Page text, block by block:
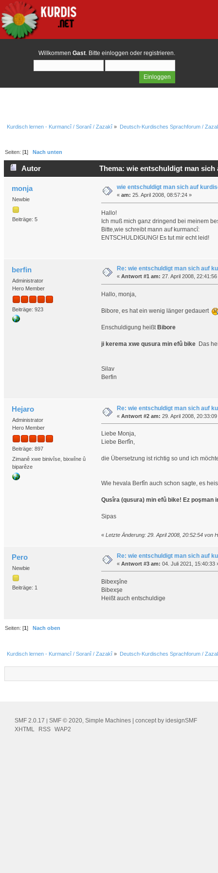
Willkommen Gast. Bitte einloggen oder registrieren.
Kurdisch lernen - Kurmancî / Soranî / Zazakî » Deutsch-Kurdisches Sprachforum /
Seiten: [1]Nach unten
Autor Thema: wie entschuldigt man
monja
Newbie
Beiträge: 5
wie entschuldigt man sich auf
« am: 25. April 2008, 08:57:24 »
Hallo!
Ich muß mich ganz dringend bei meinem
Bitte,wie schreibt mann auf kurmancî:
ENTSCHULDIGUNG! Es tut mir echt leid!
berfin
Administrator
Hero Member
Beiträge: 923
Re: wie entschuldigt man sich auf
« Antwort #1 am: 27. April 2008, 22:41:56
Hallo, monja,
Bibore, es hat ein wenig länger gedauert
Enschuldigung heißt Bibore
ji kerema xwe qusura min efû bikeDas
Silav
Berfin
Hejaro
Administrator
Hero Member
Beiträge: 897
Zimanê xwe binivîse, bixwîne û
biparêze
Re: wie entschuldigt man sich auf
« Antwort #2 am: 29. April 2008, 20:33:09
Liebe Monja,
Liebe Berfîn,
die Übersetzung ist richtig so und ich
Wie hevala Berfîn auch schon sagte, es
Qusîra (qusura) min efû bike! Ez poşman
Sipas
« Letzte Änderung: 29. April 2008, 20:52:54 von
Pero
Newbie
Beiträge: 1
Re: wie entschuldigt man sich auf
« Antwort #3 am: 04. Juli 2021, 15:40:33
Bibexşîne
Bibexşe
Heißt auch entschuldige
Seiten: [1]Nach oben
Kurdisch lernen - Kurmancî / Soranî / Zazakî » Deutsch-Kurdisches Sprachforum /
SMF 2.0.17 SMF © 2020 Simple Machines | concept by idesignSMF
XHTML
RSS WAP2